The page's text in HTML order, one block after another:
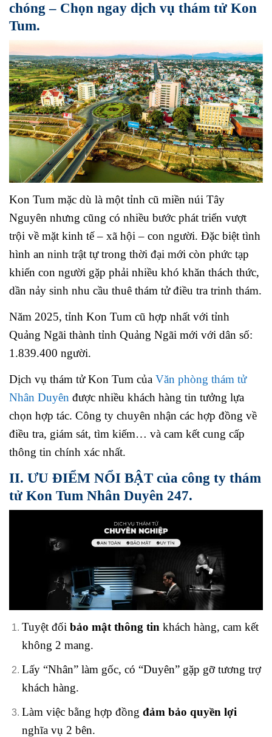
chóng – Chọn ngay dịch vụ thám tử Kon
Tum.
Kon Tum mặc dù là một tỉnh cũ miền núi Tây
Nguyên nhưng cũng có nhiều bước phát triển vượt
trội về mặt kinh tế – xã hội – con người. Đặc biệt tình
hình an ninh trật tự trong thời đại mới còn phức tạp
khiến con người gặp phải nhiều khó khăn thách thức,
dần nảy sinh nhu cầu thuê thám tử điều tra trinh thám.
Năm 2025, tỉnh Kon Tum cũ hợp nhất với tỉnh
Quảng Ngãi thành tỉnh Quảng Ngãi mới với dân số:
1.839.400 người.
Dịch vụ thám tử Kon Tum của Văn phòng thám tử
Nhân Duyên được nhiều khách hàng tin tưởng lựa
chọn hợp tác. Công ty chuyên nhận các hợp đồng về
điều tra, giám sát, tìm kiếm… và cam kết cung cấp
thông tin chính xác nhất.
II. ƯU ĐIỂM NỔI BẬT của công ty thám
tử Kon Tum Nhân Duyên 247.
Tuyệt đối bảo mật thông tinkhách hàng, cam kết
không 2 mang.
Lấy “Nhân” làm gốc, có “Duyên” gặp gỡ tương trợ
khách hàng.
Làm việc bằng hợp đồng đảm bảo quyền lợi
nghĩa vụ 2 bên.